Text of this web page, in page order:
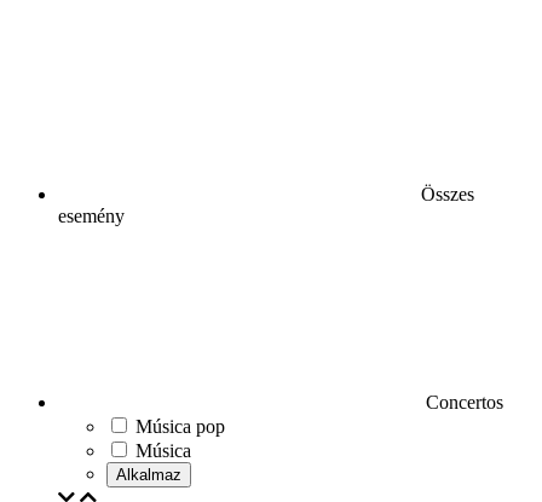
Összes
esemény
Concertos
Música pop
Música
Alkalmaz